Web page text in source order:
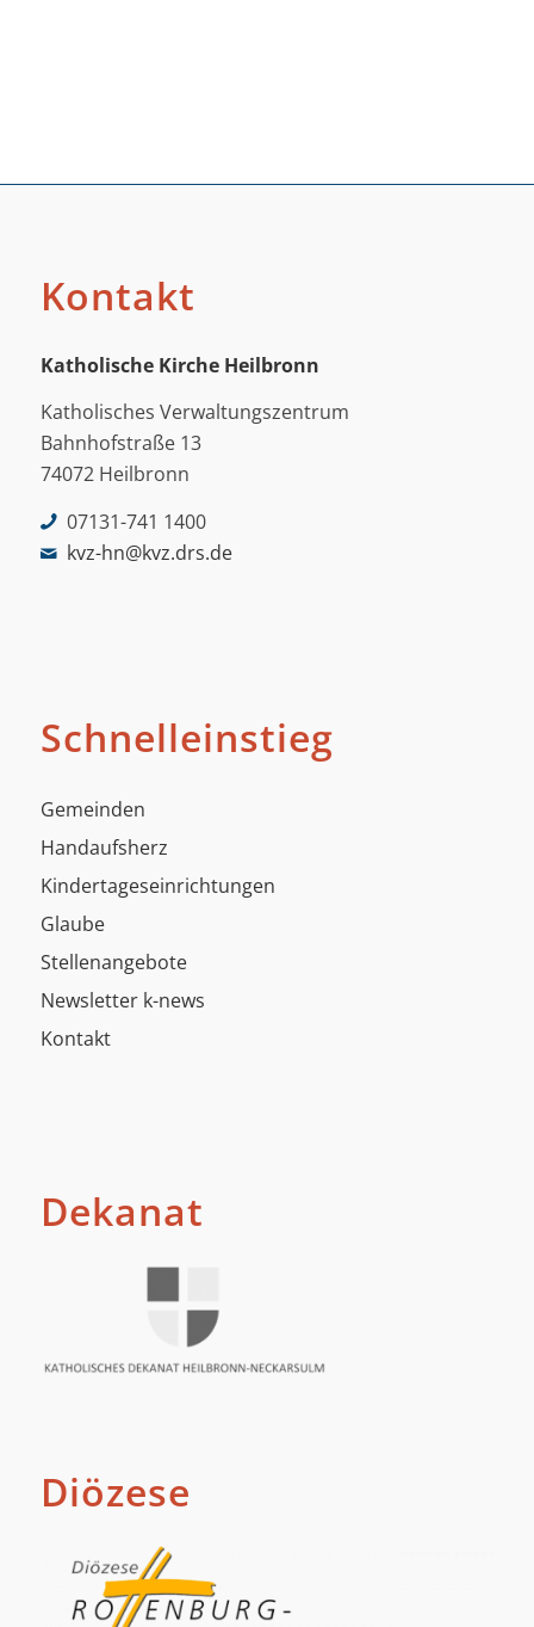
Kontakt
Katholische Kirche Heilbronn
Katholisches Verwaltungszentrum
Bahnhofstraße 13
74072 Heilbronn
07131-741 1400
kvz-hn@kvz.drs.de
Schnelleinstieg
Gemeinden
Handaufsherz
Kindertageseinrichtungen
Glaube
Stellenangebote
Newsletter k-news
Kontakt
Dekanat
Diözese